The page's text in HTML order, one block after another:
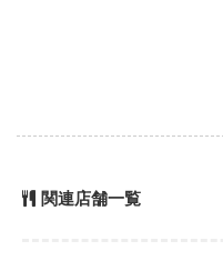
関連店舗一覧